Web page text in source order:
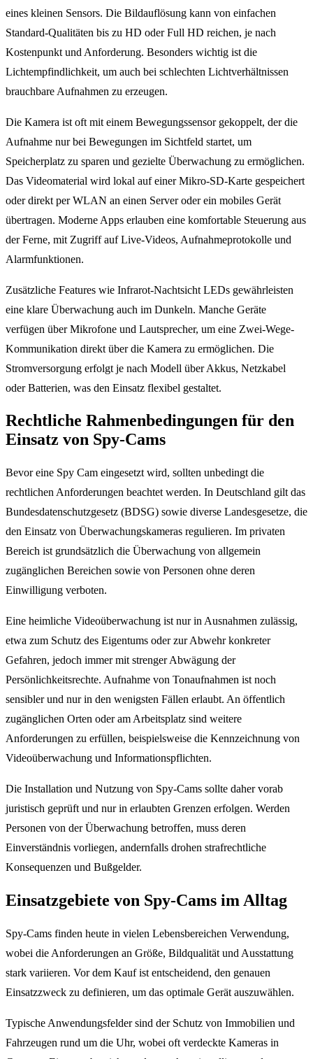
eines kleinen Sensors. Die Bildauflösung kann von einfachen
Standard-Qualitäten bis zu HD oder Full HD reichen, je nach
Kostenpunkt und Anforderung. Besonders wichtig ist die
Lichtempfindlichkeit, um auch bei schlechten Lichtverhältnissen
brauchbare Aufnahmen zu erzeugen.
Die Kamera ist oft mit einem Bewegungssensor gekoppelt, der die
Aufnahme nur bei Bewegungen im Sichtfeld startet, um
Speicherplatz zu sparen und gezielte Überwachung zu ermöglichen.
Das Videomaterial wird lokal auf einer Mikro-SD-Karte gespeichert
oder direkt per WLAN an einen Server oder ein mobiles Gerät
übertragen. Moderne Apps erlauben eine komfortable Steuerung aus
der Ferne, mit Zugriff auf Live-Videos, Aufnahmeprotokolle und
Alarmfunktionen.
Zusätzliche Features wie Infrarot-Nachtsicht LEDs gewährleisten
eine klare Überwachung auch im Dunkeln. Manche Geräte
verfügen über Mikrofone und Lautsprecher, um eine Zwei-Wege-
Kommunikation direkt über die Kamera zu ermöglichen. Die
Stromversorgung erfolgt je nach Modell über Akkus, Netzkabel
oder Batterien, was den Einsatz flexibel gestaltet.
Rechtliche Rahmenbedingungen für den
Einsatz von Spy-Cams
Bevor eine Spy Cam eingesetzt wird, sollten unbedingt die
rechtlichen Anforderungen beachtet werden. In Deutschland gilt das
Bundesdatenschutzgesetz (BDSG) sowie diverse Landesgesetze, die
den Einsatz von Überwachungskameras regulieren. Im privaten
Bereich ist grundsätzlich die Überwachung von allgemein
zugänglichen Bereichen sowie von Personen ohne deren
Einwilligung verboten.
Eine heimliche Videoüberwachung ist nur in Ausnahmen zulässig,
etwa zum Schutz des Eigentums oder zur Abwehr konkreter
Gefahren, jedoch immer mit strenger Abwägung der
Persönlichkeitsrechte. Aufnahme von Tonaufnahmen ist noch
sensibler und nur in den wenigsten Fällen erlaubt. An öffentlich
zugänglichen Orten oder am Arbeitsplatz sind weitere
Anforderungen zu erfüllen, beispielsweise die Kennzeichnung von
Videoüberwachung und Informationspflichten.
Die Installation und Nutzung von Spy-Cams sollte daher vorab
juristisch geprüft und nur in erlaubten Grenzen erfolgen. Werden
Personen von der Überwachung betroffen, muss deren
Einverständnis vorliegen, andernfalls drohen strafrechtliche
Konsequenzen und Bußgelder.
Einsatzgebiete von Spy-Cams im Alltag
Spy-Cams finden heute in vielen Lebensbereichen Verwendung,
wobei die Anforderungen an Größe, Bildqualität und Ausstattung
stark variieren. Vor dem Kauf ist entscheidend, den genauen
Einsatzzweck zu definieren, um das optimale Gerät auszuwählen.
Typische Anwendungsfelder sind der Schutz von Immobilien und
Fahrzeugen rund um die Uhr, wobei oft verdeckte Kameras in